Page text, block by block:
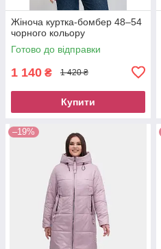
Жіноча куртка-бомбер 48–54
чорного кольору
Готово до відправки
1 140 ₴ 1 420 ₴
Купити
–19%